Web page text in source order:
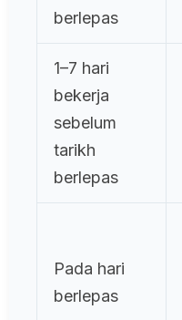
berlepas
1–7 hari
bekerja
sebelum
tarikh
berlepas
Pada hari
berlepas